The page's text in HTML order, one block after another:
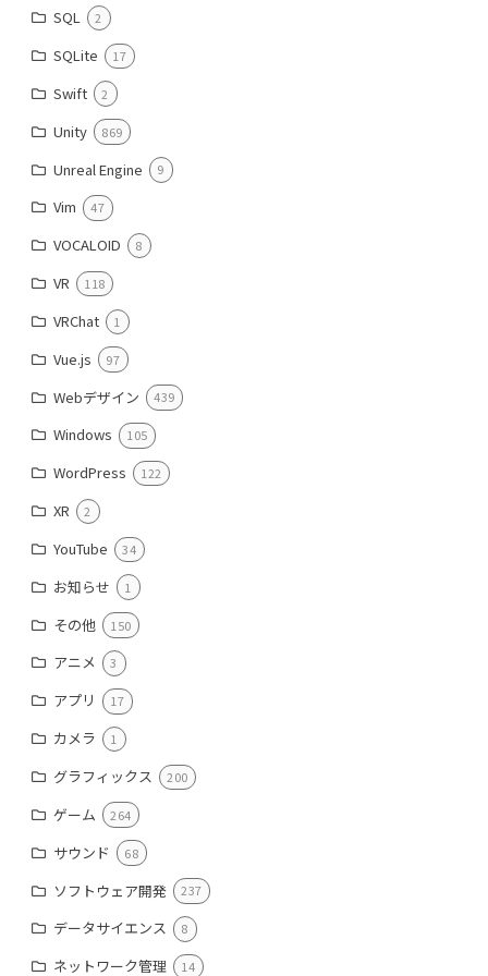
SQL 2
SQLite 17
Swift 2
Unity 869
Unreal Engine 9
Vim 47
VOCALOID 8
VR 118
VRChat 1
Vue.js 97
Webデザイン 439
Windows 105
WordPress 122
XR 2
YouTube 34
お知らせ 1
その他 150
アニメ 3
アプリ 17
カメラ 1
グラフィックス 200
ゲーム 264
サウンド 68
ソフトウェア開発 237
データサイエンス 8
ネットワーク管理 14